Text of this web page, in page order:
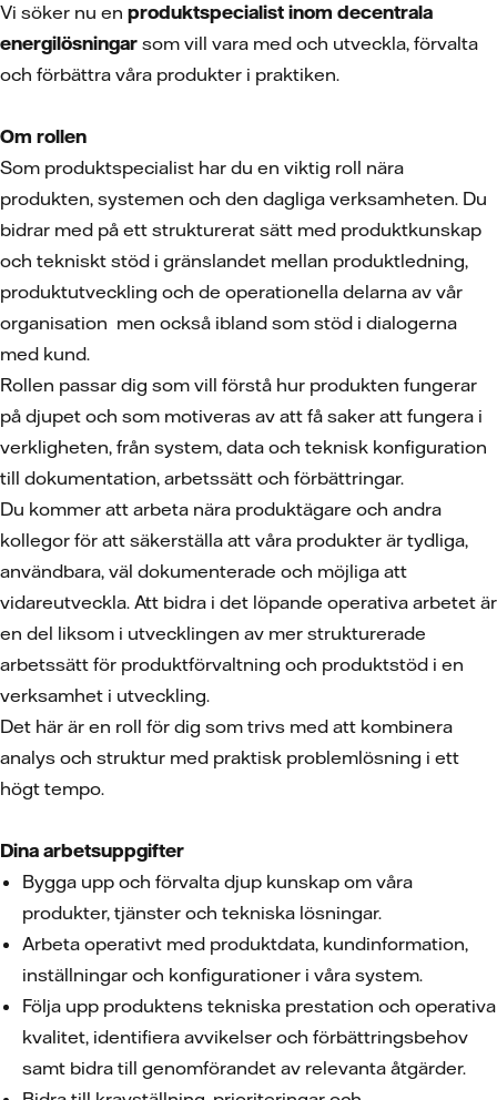
Vi söker nu en produktspecialist inom decentrala
energilösningar som vill vara med och utveckla, förvalta
och förbättra våra produkter i praktiken.
Om rollen
Som produktspecialist har du en viktig roll nära
produkten, systemen och den dagliga verksamheten. Du
bidrar med på ett strukturerat sätt med produktkunskap
och tekniskt stöd i gränslandet mellan produktledning,
produktutveckling och de operationella delarna av vår
organisation men också ibland som stöd i dialogerna
med kund.
Rollen passar dig som vill förstå hur produkten fungerar
på djupet och som motiveras av att få saker att fungera i
verkligheten, från system, data och teknisk konfiguration
till dokumentation, arbetssätt och förbättringar.
Du kommer att arbeta nära produktägare och andra
kollegor för att säkerställa att våra produkter är tydliga,
användbara, väl dokumenterade och möjliga att
vidareutveckla. Att bidra i det löpande operativa arbetet är
en del liksom i utvecklingen av mer strukturerade
arbetssätt för produktförvaltning och produktstöd i en
verksamhet i utveckling.
Det här är en roll för dig som trivs med att kombinera
analys och struktur med praktisk problemlösning i ett
högt tempo.
Dina arbetsuppgifter
Bygga upp och förvalta djup kunskap om våra
produkter, tjänster och tekniska lösningar.
Arbeta operativt med produktdata, kundinformation,
inställningar och konfigurationer i våra system.
Följa upp produktens tekniska prestation och operativa
kvalitet, identifiera avvikelser och förbättringsbehov
samt bidra till genomförandet av relevanta åtgärder.